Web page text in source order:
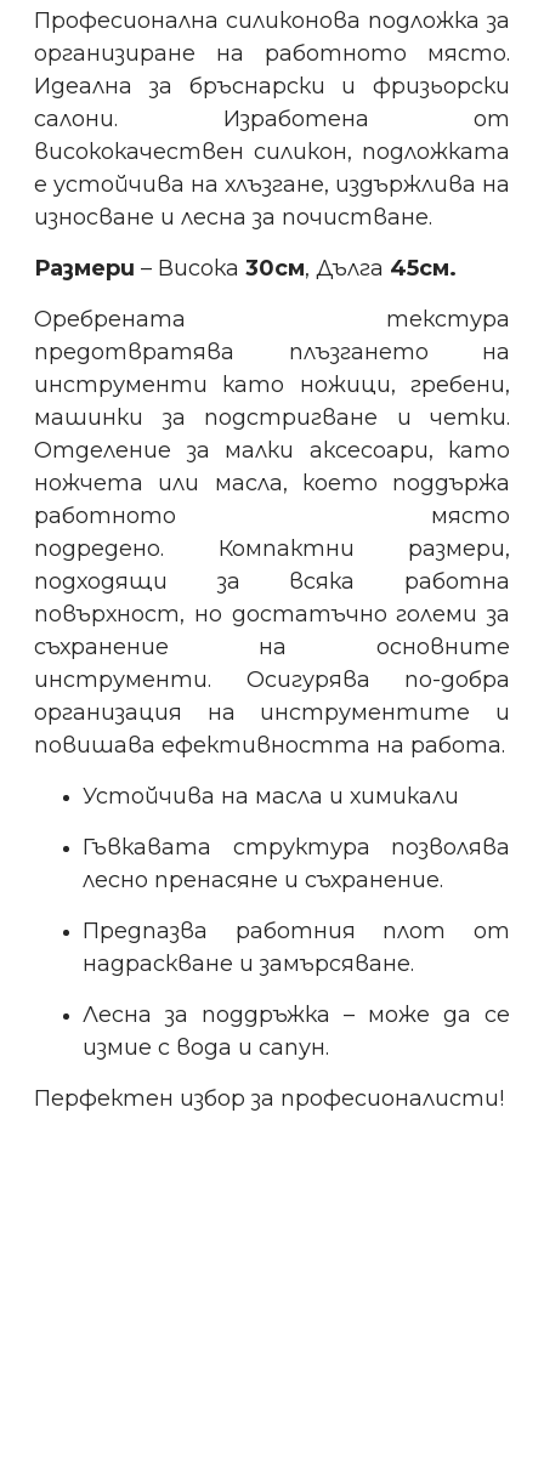
Професионална силиконова подложка за
организиране на работното място.
Идеална за бръснарски и фризьорски
салони. Изработена от
висококачествен силикон, подложката
е устойчива на хлъзгане, издържлива на
износване и лесна за почистване.
Размери – Висока 30см, Дълга 45см.
Оребрената текстура
предотвратява плъзгането на
инструменти като ножици, гребени,
машинки за подстригване и четки.
Отделение за малки аксесоари, като
ножчета или масла, което поддържа
работното място
подредено. Компактни размери,
подходящи за всяка работна
повърхност, но достатъчно големи за
съхранение на основните
инструменти. Осигурява по-добра
организация на инструментите и
повишава ефективността на работа.
Устойчива на масла и химикали
Гъвкавата структура позволява
лесно пренасяне и съхранение.
Предпазва работния плот от
надраскване и замърсяване.
Лесна за поддръжка – може да се
измие с вода и сапун.
Перфектен избор за професионалисти!